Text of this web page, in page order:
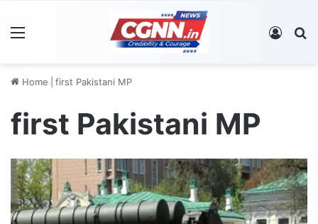
Log In
Home first Pakistani MP
first Pakistani MP